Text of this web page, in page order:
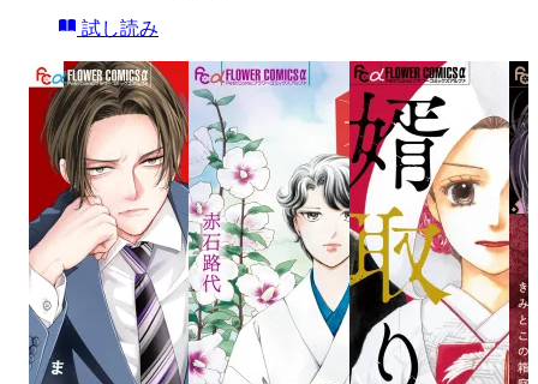
試し読み